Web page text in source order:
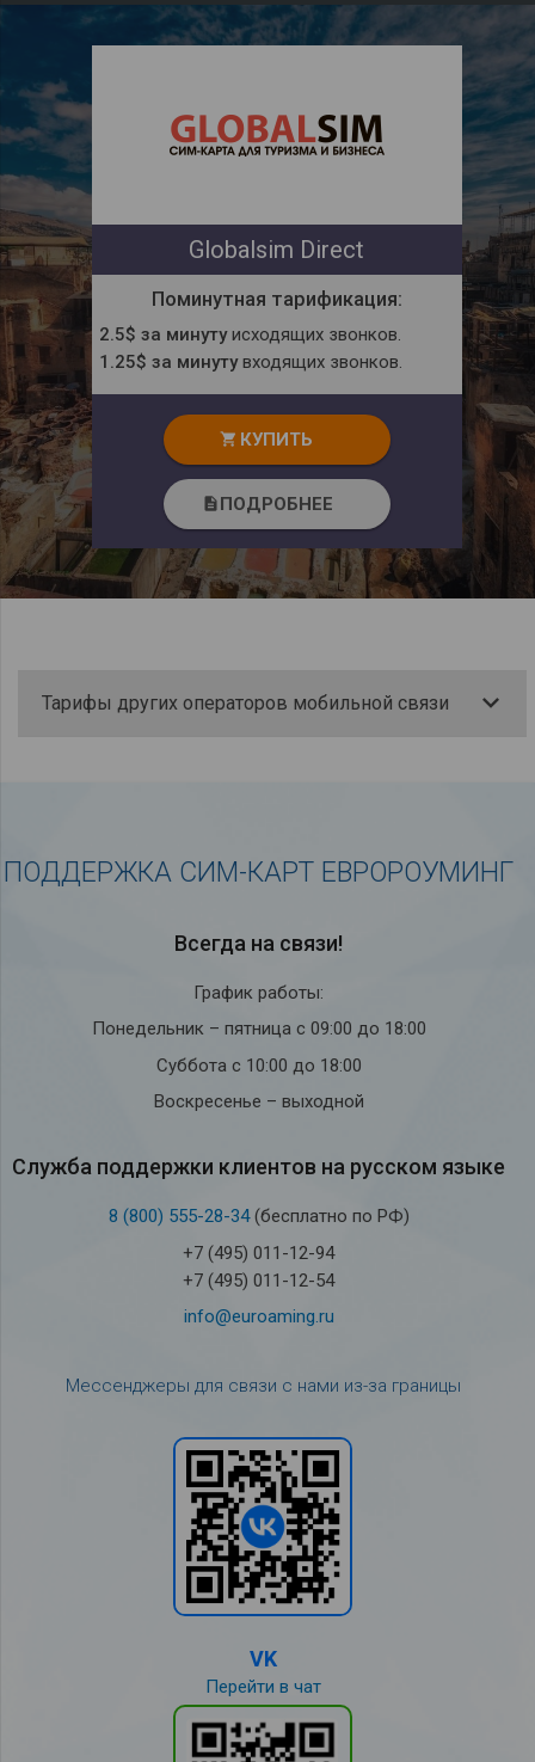
Globalsim Direct
Поминутная тарификация:
2.5$ за минутуисходящих звонков.
1.25$ за минутувходящих звонков.
shopping_cart КУПИТЬ
description ПОДРОБНЕЕ
Тарифы других операторов мобильной связи
ПОДДЕРЖКА СИМ-КАРТ ЕВРОРОУМИНГ
Всегда на связи!
График работы:
Понедельник – пятница с 09:00 до 18:00
Суббота с 10:00 до 18:00
Воскресенье – выходной
Служба под­держки кли­ен­тов на рус­ском языке
8 (800) 555-28-34(бесплатно по РФ)
+7 (495) 011-12-94
+7 (495) 011-12-54
info@euroaming.ru
Мессенджеры для связи с нами из-за границы
VK
Перейти в чат